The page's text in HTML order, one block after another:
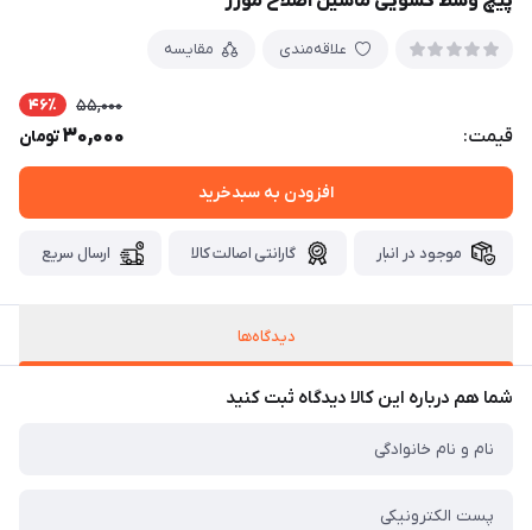
علاقه‌مندی مقایسه
قیمت:
55,000 46٪
30,000تومان
افزودن به سبدخرید
موجود در انبار گارانتی اصالت کالا ارسال سریع
دیدگاه‌ها
شما هم درباره این کالا دیدگاه ثبت کنید